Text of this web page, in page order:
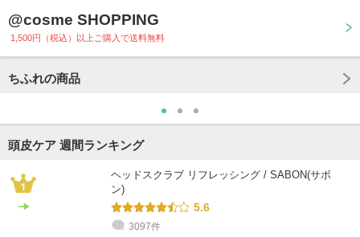
@cosme SHOPPING
1,500円（税込）以上ご購入で送料無料
ちふれの商品
頭皮ケア 週間ランキング
ヘッドスクラブ リフレッシング / SABON(サボ
ン)
5.6
3097件